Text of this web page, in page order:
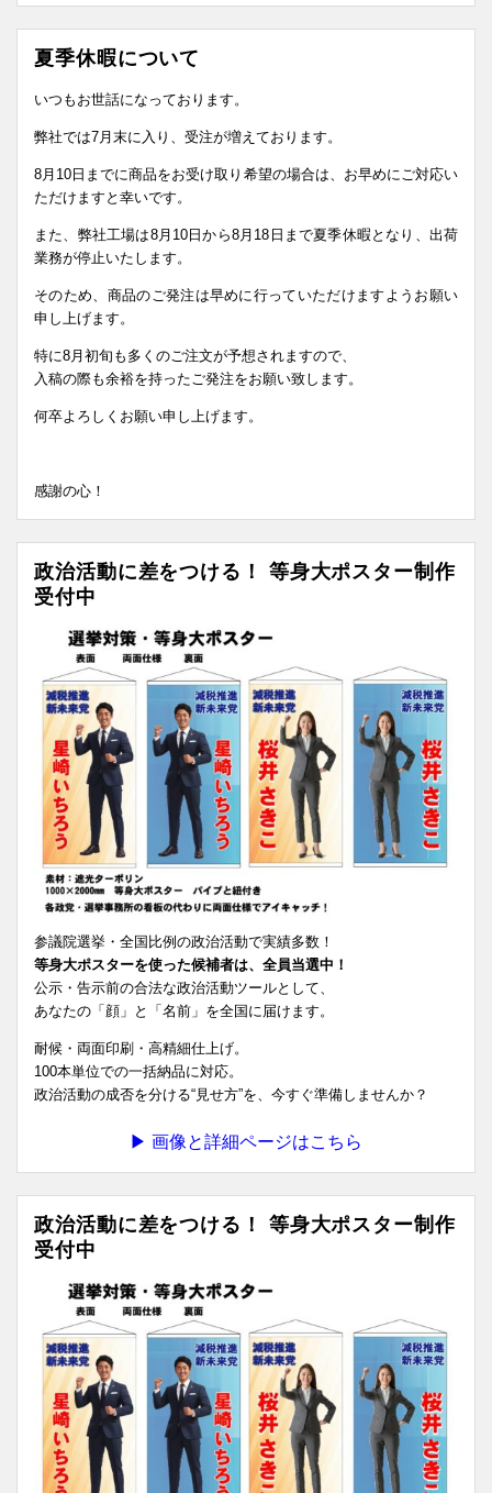
夏季休暇について
いつもお世話になっております。
弊社では7月末に入り、受注が増えております。
8月10日までに商品をお受け取り希望の場合は、お早めにご対応い
ただけますと幸いです。
また、弊社工場は8月10日から8月18日まで夏季休暇となり、出荷
業務が停止いたします。
そのため、商品のご発注は早めに行っていただけますようお願い
申し上げます。
特に8月初旬も多くのご注文が予想されますので、
入稿の際も余裕を持ったご発注をお願い致します。
何卒よろしくお願い申し上げます。
感謝の心！
政治活動に差をつける！ 等身大ポスター制作
受付中
参議院選挙・全国比例の政治活動で実績多数！
等身大ポスターを使った候補者は、全員当選中！
公示・告示前の合法な政治活動ツールとして、
あなたの「顔」と「名前」を全国に届けます。
耐候・両面印刷・高精細仕上げ。
100本単位での一括納品に対応。
政治活動の成否を分ける“見せ方”を、今すぐ準備しませんか？
▶ 画像と詳細ページはこちら
政治活動に差をつける！ 等身大ポスター制作
受付中